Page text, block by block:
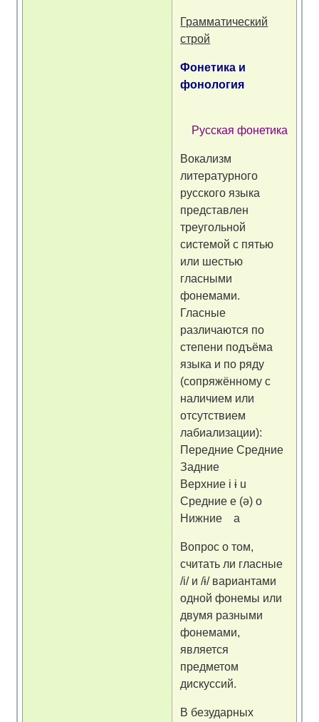
Грамматический
строй
Фонетика и
фонология
Русская фонетика
Вокализм
литературного
русского языка
представлен
треугольной
системой с пятью
или шестью
гласными
фонемами.
Гласные
различаются по
степени подъёма
языка и по ряду
(сопряжённому с
наличием или
отсутствием
лабиализации):
Передние Средние
Задние
Верхние i ɨ u
Средние e (ə) o
Нижние a
Вопрос о том,
считать ли гласные
/i/ и /ɨ/ вариантами
одной фонемы или
двумя разными
фонемами,
является
предметом
дискуссий.
В безударных